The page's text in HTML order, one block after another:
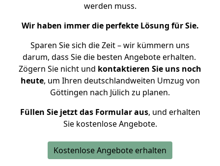
werden muss.
Wir haben immer die perfekte Lösung für Sie.
Sparen Sie sich die Zeit – wir kümmern uns
darum, dass Sie die besten Angebote erhalten.
Zögern Sie nicht und kontaktieren Sie uns noch
heute, um Ihren deutschlandweiten Umzug von
Göttingen nach Jülich zu planen.
Füllen Sie jetzt das Formular aus, und erhalten
Sie kostenlose Angebote.
Kostenlose Angebote erhalten